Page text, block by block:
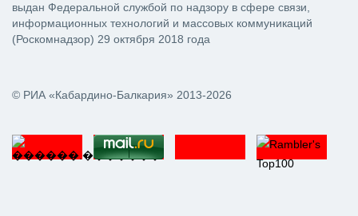
© РИА «Кабардино-Балкария» 2013-2026
выдан Федеральной службой по надзору в сфере связи,
информационных технологий и массовых коммуникаций
(Роскомнадзор) 29 октября 2018 года